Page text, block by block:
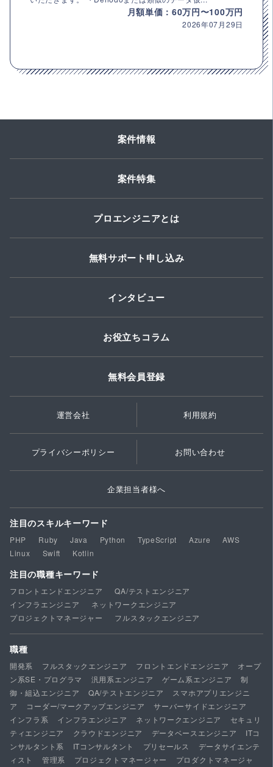
月額単価：60万円〜100万円
2026年07月29日
案件情報
案件特集
プロエンジニアとは
無料サポート申し込み
インタビュー
お役立ちコラム
無料会員登録
運営会社 利用規約
プライバシーポリシー お問い合わせ
企業担当者様へ
注目のスキルキーワード
PHP Ruby Java Python TypeScript Azure
AWS
Linux
Swift Kotlin
注目の職種キーワード
フロントエンドエンジニア
QA/テストエンジニア
インフラエンジニア
ネットワークエンジニア
プロジェクトマネージャー
フルスタックエンジニア
職種
開発系 フルスタックエンジニア フロントエンドエンジニア
オープ
ン系SE・プログラマ
汎用系エンジニア ゲーム系エンジニア
制
御・組込エンジニア
QA/テストエンジニア
スマホアプリエンジニ
ア
コーダー/マークアップエンジニア
サーバーサイドエンジニア
インフラ系
インフラエンジニア ネットワークエンジニア
セキュリ
ティエンジニア
クラウドエンジニア データベースエンジニア
ITコ
ンサルタント系
ITコンサルタント プリセールス
データサイエンテ
ィスト
管理系 プロジェクトマネージャー
プロダクトマネージャ